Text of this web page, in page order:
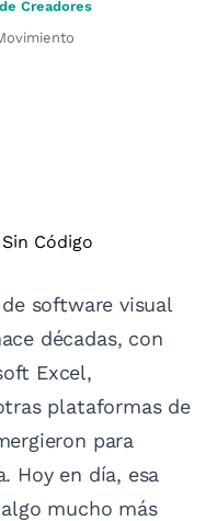
Creadores
software visual
décadas, con
Excel,
plataformas de
para
Hoy en día, esa
mucho más